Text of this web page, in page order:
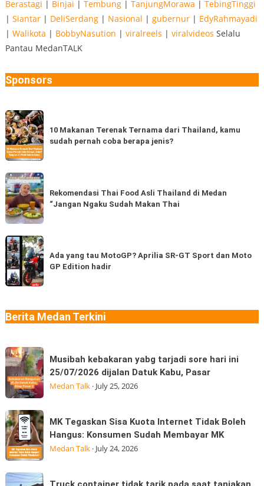
Berastagi | Binjai | Tembung| TanjungMorawa | TebingTinggi
| Siantar| DeliSerdang| Nasional | gubernur| EdyRahmayadi
| Walikota | BobbyNasution | viralreels | viralvideos Selalu
Pantau MedanTALK
Sponsors
10
Makanan
Terenak
Ternama
dari
Thailand,
kamu
sudah
coba
berapa
jenis?
10 Makanan Terenak Ternama dari Thailand, kamu
sudah pernah coba berapa jenis?
Rekomendasi
Thai
Food
Asli
Thailand
di
Medan
“Jangan
Sudah
Makan
Rekomendasi Thai Food Asli Thailand di Medan
“Jangan Ngaku Sudah Makan Thai
Ada
yang
tau
MotoGP?
SR-
GT
dan
Moto
GP
Edition
hadir
Ada yang tau MotoGP? Aprilia SR-GT Sport dan Moto
GP Edition hadir
Berita Medan Terkini
Musibah
kebakaran
yabg
tarjadi
sore
hari
ini
25/07/2026
Datuk
Musibah kebakaran yabg tarjadi sore hari ini
25/07/2026 dijalan Datuk Kabu, Pasar
Medan Talk· July 25, 2026
MK
Tegaskan
Sisa
Kuota
Internet
MK Tegaskan Sisa Kuota Internet Tidak Boleh
Hangus: Konsumen Sudah Membayar MK
Medan Talk· July 24, 2026
Truck